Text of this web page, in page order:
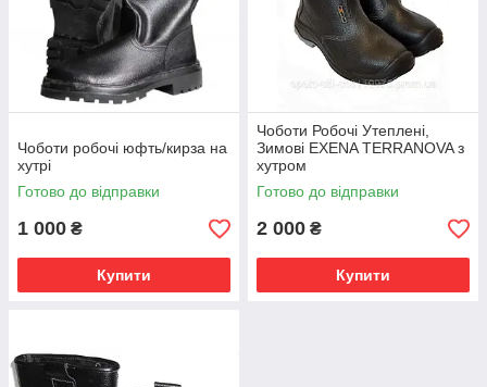
Чоботи робочі юфть/кирза на
хутрі
Готово до відправки
1 000 ₴
Купити
Чоботи Робочі Утеплені,
Зимові EXENA TERRANOVA з
хутром
Готово до відправки
2 000 ₴
Купити